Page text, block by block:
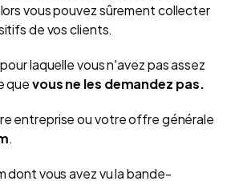
vous pouvez sûrement collecter
de vos clients.
laquelle vous n'avez pas assez
quevous ne les demandez pas.
entreprise ou votre offre générale
.
dont vous avez vu la bande-